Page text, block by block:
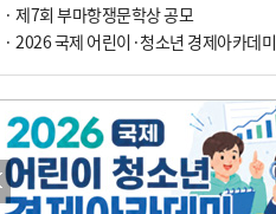
의령 한우산 털중나리
한 손 뉴스[전체보기]
· 제7회 부마항쟁문학상 공모
· 2026 국제 어린이·청소년 경제아카데미